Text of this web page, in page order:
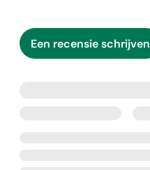
Een recensie schrijven